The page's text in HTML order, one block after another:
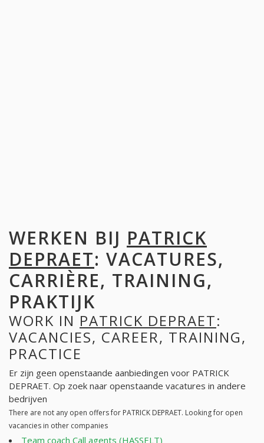
WERKEN BIJ PATRICK
DEPRAET: VACATURES,
CARRIÈRE, TRAINING,
PRAKTIJK
WORK IN PATRICK DEPRAET:
VACANCIES, CAREER, TRAINING,
PRACTICE
Er zijn geen openstaande aanbiedingen voor PATRICK
DEPRAET. Op zoek naar openstaande vacatures in andere
bedrijven
There are not any open offers for PATRICK DEPRAET. Looking for open
vacancies in other companies
Team coach Call agents (HASSELT)